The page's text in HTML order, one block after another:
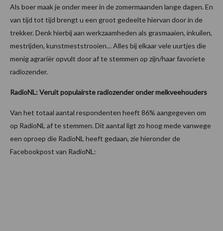
Als boer maak je onder meer in de zomermaanden lange dagen. En
van tijd tot tijd brengt u een groot gedeelte hiervan door in de
trekker. Denk hierbij aan werkzaamheden als grasmaaien, inkuilen,
mestrijden, kunstmeststrooien… Alles bij elkaar vele uurtjes die
menig agrariër opvult door af te stemmen op zijn/haar favoriete
radiozender.
RadioNL: Veruit populairste radiozender onder melkveehouders
Van het totaal aantal respondenten heeft 86% aangegeven om
op RadioNL af te stemmen. Dit aantal ligt zo hoog mede vanwege
een oproep die RadioNL heeft gedaan, zie hieronder de
Facebookpost van RadioNL: